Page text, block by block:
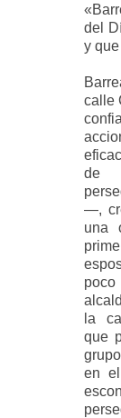
del
y
calle
de
—,
una
la
que
en